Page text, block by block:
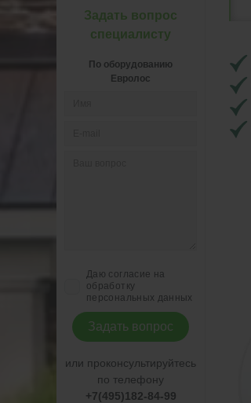
Задать вопрос
специалисту
По оборудованию
Евролос
Даю согласие на
обработку
персональных данных
Задать вопрос
или проконсультируйтесь
по телефону
+7(495)182-84-99